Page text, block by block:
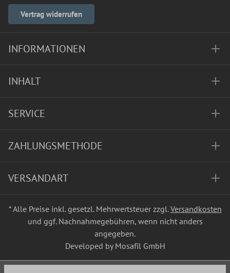
Vertrag widerrufen
INFORMATIONEN
INHALT
SERVICE
ZAHLUNGSMETHODE
VERSANDART
* Alle Preise inkl. gesetzl. Mehrwertsteuer zzgl.Versandkosten
und ggf. Nachnahmegebühren, wenn nicht anders
angegeben.
Developed by Mosafil GmbH